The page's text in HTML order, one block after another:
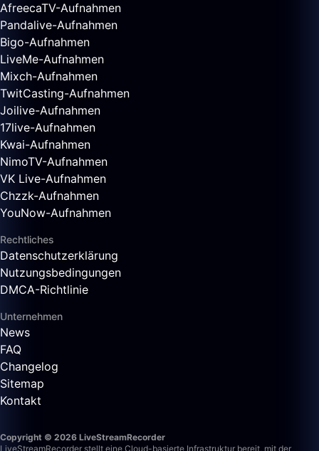
AfreecaTV-Aufnahmen
Pandalive-Aufnahmen
Bigo-Aufnahmen
LiveMe-Aufnahmen
Mixch-Aufnahmen
TwitCasting-Aufnahmen
Joilive-Aufnahmen
17live-Aufnahmen
Kwai-Aufnahmen
NimoTV-Aufnahmen
VK Live-Aufnahmen
Chzzk-Aufnahmen
YouNow-Aufnahmen
Rechtliches
Datenschutzerklärung
Nutzungsbedingungen
DMCA-Richtlinie
Unternehmen
News
FAQ
Changelog
Sitemap
Kontakt
Copyright © 2026 LiveStreamRecorder
LiveStreamRecorder stellt eine Cloud-basierte Infrastruktur bereit, mit der